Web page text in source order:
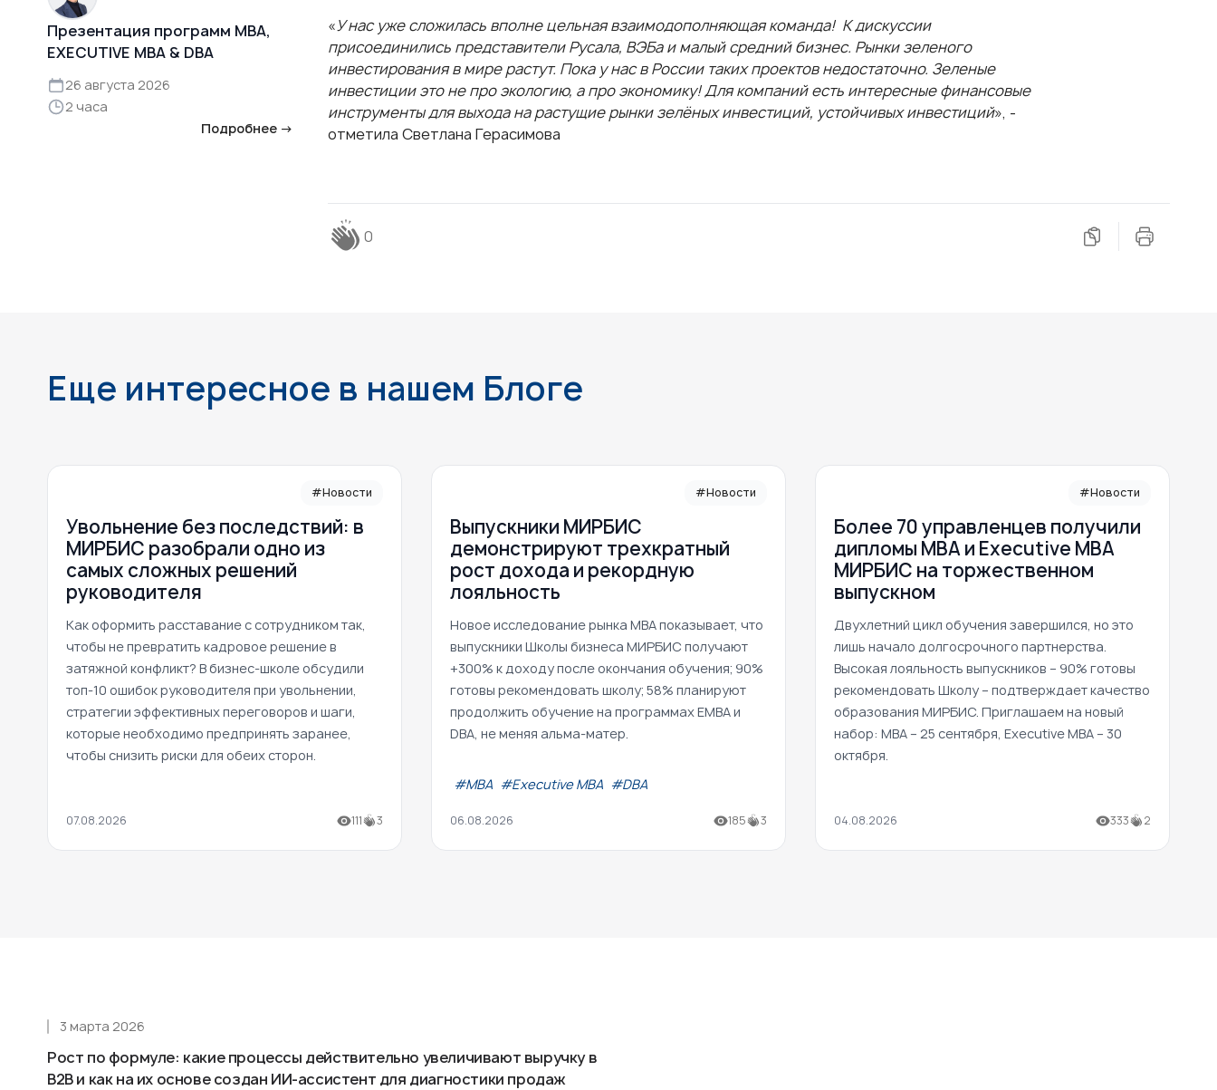
«У нас уже сложилась вполне цельная взаимодополняющая команда! К дискуссии
присоединились представители Русала, ВЭБа и малый средний бизнес. Рынки зеленого
инвестирования в мире растут. Пока у нас в России таких проектов недостаточно. Зеленые
инвестиции это не про экологию, а про экономику! Для компаний есть интересные финансовые
инструменты для выхода на растущие рынки зелёных инвестиций, устойчивых инвестиций», -
отметила Светлана Герасимова
Презентация программ MBA,
EXECUTIVE MBA & DBA
26 августа 2026
2 часа
Подробнее →
0
Еще интересное в нашем Блоге
#Новости
Увольнение без последствий: в
МИРБИС разобрали одно из
самых сложных решений
руководителя
Как оформить расставание с сотрудником так,
чтобы не превратить кадровое решение в
затяжной конфликт? В бизнес-школе обсудили
топ-10 ошибок руководителя при увольнении,
стратегии эффективных переговоров и шаги,
которые необходимо предпринять заранее,
чтобы снизить риски для обеих сторон.
07.08.2026 111 3
#Новости
Выпускники МИРБИС
демонстрируют трехкратный
рост дохода и рекордную
лояльность
Новое исследование рынка MBA показывает, что
выпускники Школы бизнеса МИРБИС получают
+300% к доходу после окончания обучения; 90%
готовы рекомендовать школу; 58% планируют
продолжить обучение на программах EMBA и
DBA, не меняя альма-матер.
#МВА #Executive MBA #DBA
06.08.2026 185 3
#Новости
Более 70 управленцев получили
дипломы MBA и Executive MBA
МИРБИС на торжественном
выпускном
Двухлетний цикл обучения завершился, но это
лишь начало долгосрочного партнерства.
Высокая лояльность выпускников – 90% готовы
рекомендовать Школу – подтверждает качество
образования МИРБИС. Приглашаем на новый
набор: MBA – 25 сентября, Executive MBA – 30
октября.
04.08.2026 333 2
Рост по формуле: какие процессы действительно увеличивают выручку в
B2B и как на их основе создан ИИ-ассистент для диагностики продаж
3 марта 2026